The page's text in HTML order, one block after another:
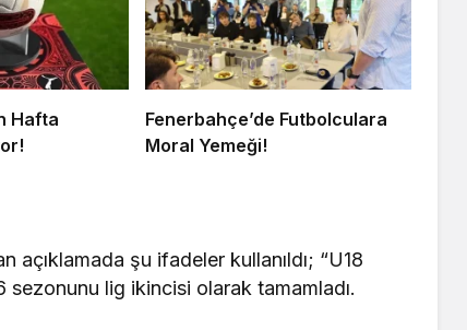
Hafta
Fenerbahçe’de Futbolculara
Moral Yemeği!
açıklamada şu ifadeler kullanıldı; “U18
sezonunu lig ikincisi olarak tamamladı.